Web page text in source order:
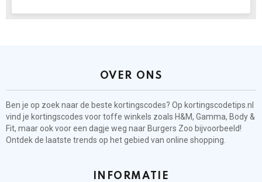
OVER ONS
Ben je op zoek naar de beste kortingscodes? Op kortingscodetips.nl
vind je kortingscodes voor toffe winkels zoals H&M, Gamma, Body &
Fit, maar ook voor een dagje weg naar Burgers Zoo bijvoorbeeld!
Ontdek de laatste trends op het gebied van online shopping.
INFORMATIE